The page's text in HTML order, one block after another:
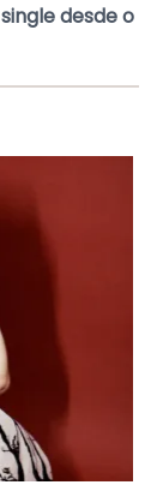
desde o